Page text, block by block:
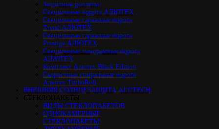
Защитные роллеты
Секционные ворота АЛЮТЕХ
Секционные гаражные ворота
Trend АЛЮТЕХ
Секционные гаражные ворота
Prestige АЛЮТЕХ
Секционные панорамные ворота
АЛЮТЕХ
Комплект Алютех Black Edition
Скоростные спиральные ворота
Алютех TurboRoll
ВНЕШНЯЯ СОЛНЦЕЗАЩИТА ALUTECH
ВИДЫ СТЕКЛОПАКЕТОВ
ОДНОКАМЕРНЫЕ
СТЕКЛОПАКЕТЫ